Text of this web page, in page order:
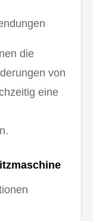
die
von
eine